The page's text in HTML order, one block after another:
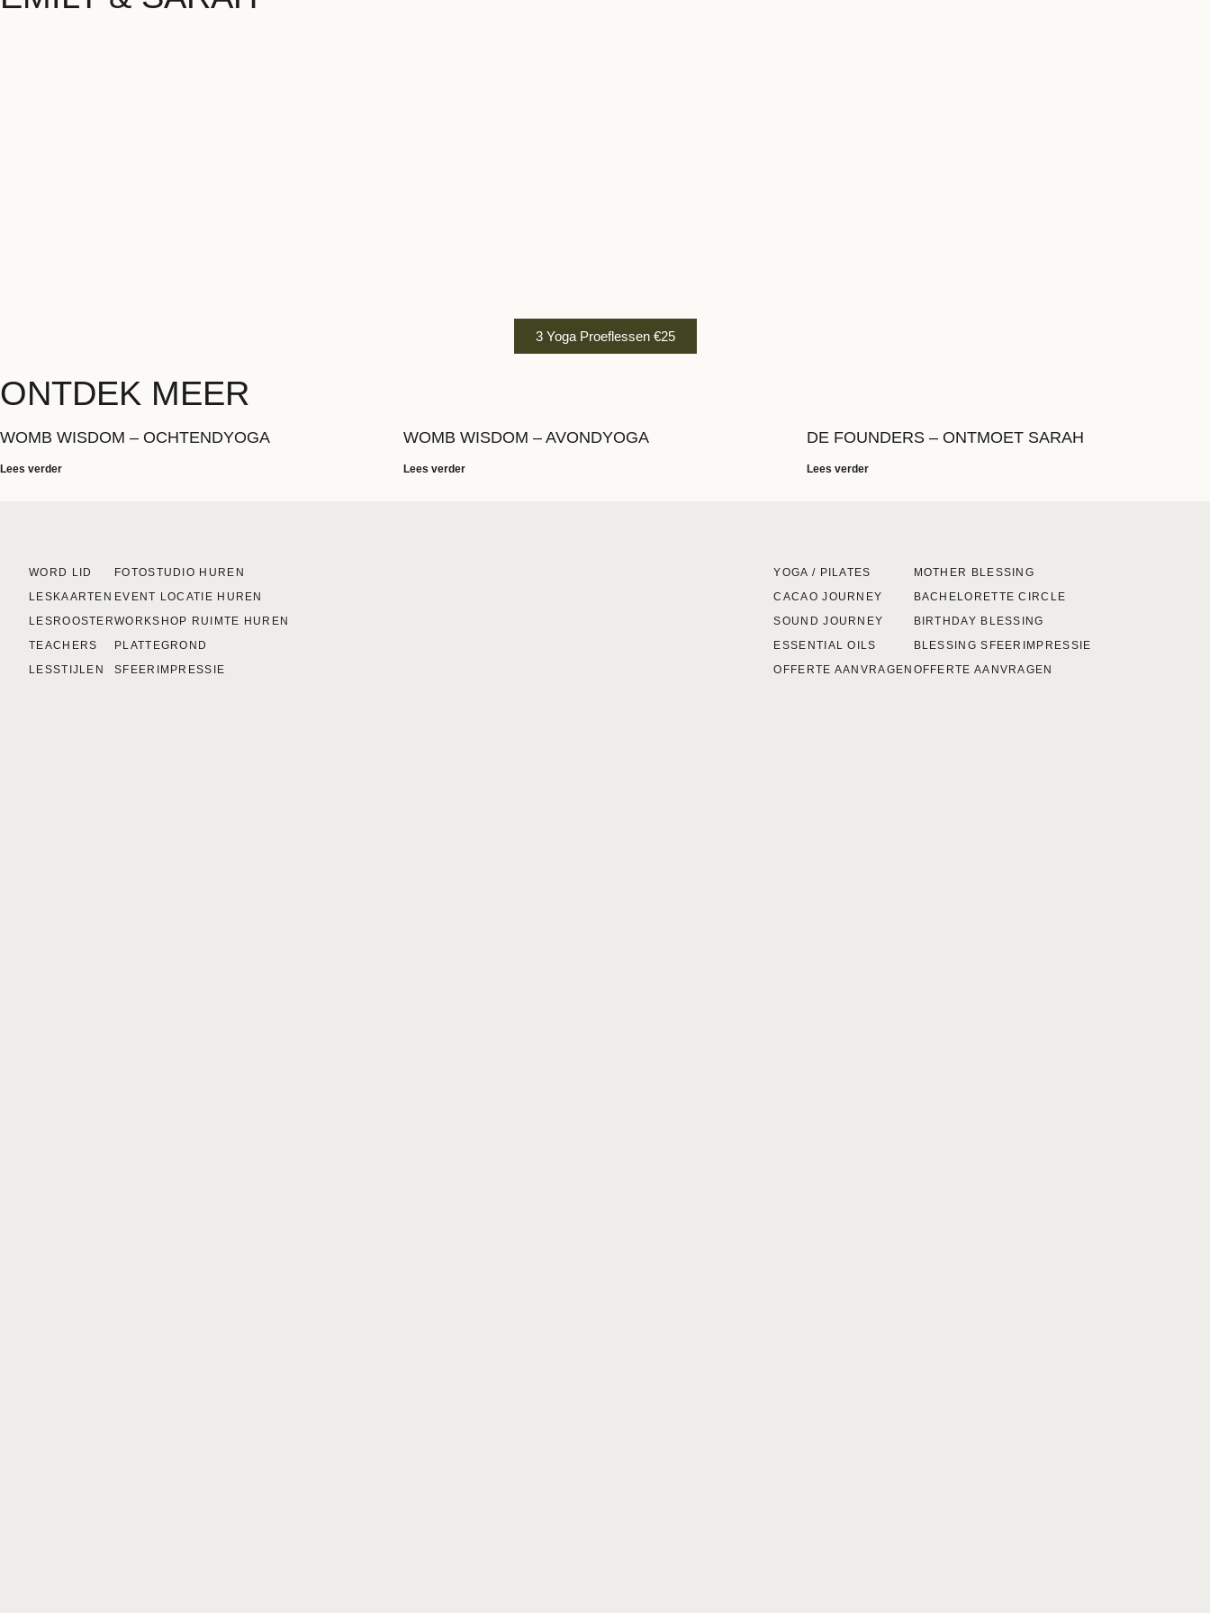
3 Yoga Proeflessen €25
ONTDEK MEER
WOMB WISDOM – OCHTENDYOGA
Lees verder
WOMB WISDOM – AVONDYOGA
Lees verder
DE FOUNDERS – ONTMOET SARAH
Lees verder
WORD LID
LESKAARTEN
LESROOSTER
TEACHERS
LESSTIJLEN
FOTOSTUDIO HUREN
EVENT LOCATIE HUREN
WORKSHOP RUIMTE HUREN
PLATTEGROND
SFEERIMPRESSIE
YOGA / PILATES
CACAO JOURNEY
SOUND JOURNEY
ESSENTIAL OILS
OFFERTE AANVRAGEN
MOTHER BLESSING
BACHELORETTE CIRCLE
BIRTHDAY BLESSING
BLESSING SFEERIMPRESSIE
OFFERTE AANVRAGEN